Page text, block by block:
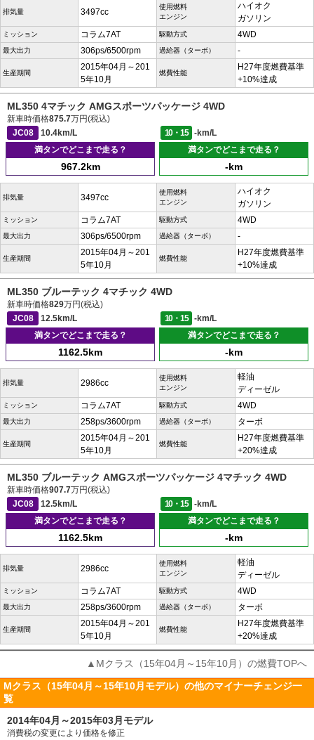
排気量 3497cc
使用燃料
エンジン
ハイオク
ガソリン
ミッション コラム7AT 駆動方式 4WD
最大出力 306ps/6500rpm 過給器（ターボ） -
生産期間
2015年04月～201
5年10月
燃費性能
H27年度燃費基準
+10%達成
ML350 4マチック AMGスポーツパッケージ 4WD
新車時価格875.7万円(税込)
JC08
10.4km/L 10・15
-km/L
満タンでどこまで走る？
967.2km
満タンでどこまで走る？
-km
排気量 3497cc
使用燃料
エンジン
ハイオク
ガソリン
ミッション コラム7AT 駆動方式 4WD
最大出力 306ps/6500rpm 過給器（ターボ） -
生産期間
2015年04月～201
5年10月
燃費性能
H27年度燃費基準
+10%達成
ML350 ブルーテック 4マチック 4WD
新車時価格829万円(税込)
JC08
12.5km/L 10・15
-km/L
満タンでどこまで走る？
1162.5km
満タンでどこまで走る？
-km
排気量 2986cc
使用燃料
エンジン
軽油
ディーゼル
ミッション コラム7AT 駆動方式 4WD
最大出力 258ps/3600rpm 過給器（ターボ） ターボ
生産期間
2015年04月～201
5年10月
燃費性能
H27年度燃費基準
+20%達成
ML350 ブルーテック AMGスポーツパッケージ 4マチック 4WD
新車時価格907.7万円(税込)
JC08
12.5km/L 10・15
-km/L
満タンでどこまで走る？
1162.5km
満タンでどこまで走る？
-km
排気量 2986cc
使用燃料
エンジン
軽油
ディーゼル
ミッション コラム7AT 駆動方式 4WD
最大出力 258ps/3600rpm 過給器（ターボ） ターボ
生産期間
2015年04月～201
5年10月
燃費性能
H27年度燃費基準
+20%達成
▲Mクラス（15年04月～15年10月）の燃費TOPへ
Mクラス（15年04月～15年10月モデル）の他のマイナーチェンジ一
覧
2014年04月～2015年03月モデル
消費税の変更により価格を修正